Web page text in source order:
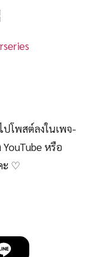
โพสต์ลงในเพจ-
หรือ
ะ ♡